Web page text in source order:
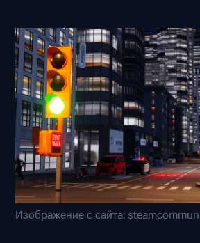
Изображение с сайта: